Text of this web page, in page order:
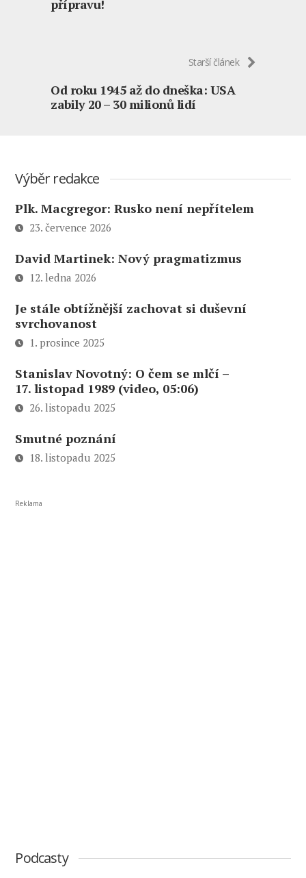
přípravu!
Starší článek
Od roku 1945 až do dneška: USA
zabily 20 – 30 milionů lidí
Výběr redakce
Plk. Macgregor: Rusko není nepřítelem
23. července 2026
David Martinek: Nový pragmatizmus
12. ledna 2026
Je stále obtížnější zachovat si duševní
svrchovanost
1. prosince 2025
Stanislav Novotný: O čem se mlčí –
17. listopad 1989 (video, 05:06)
26. listopadu 2025
Smutné poznání
18. listopadu 2025
Reklama
Podcasty